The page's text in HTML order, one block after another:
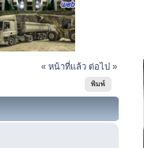
« หน้าที่แล้ว ต่อไป »
พิมพ์